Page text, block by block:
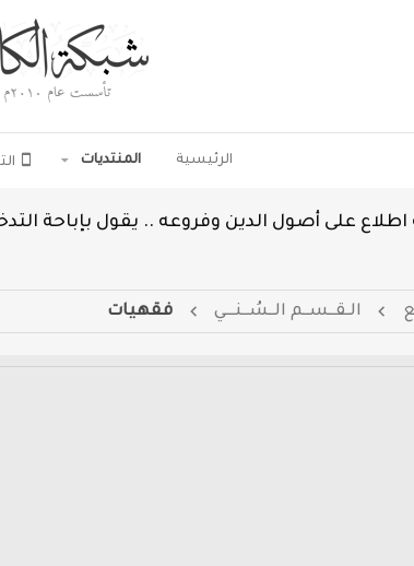
الرئيسية المنتديات
على أصول الدين وفروعه .. يقول بإباحة
الـقــســم الــسُــنـــي فقهيات